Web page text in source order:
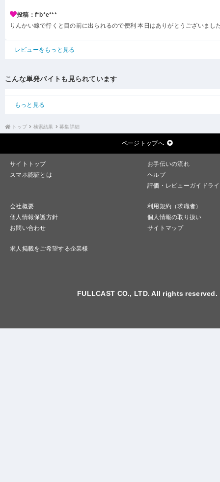
投稿：f*b*e***
りんかい線で行くと目の前に出られるので便利 本日はありがとうございまし
レビューをもっと見る
こんな単発バイトも見られています
もっと見る
トップ 検索結果 募集詳細
ページトップへ
サイトトップ
お手伝いの流れ
スマホ認証とは
ヘルプ
評価・レビューガイドラ
会社概要
利用規約（求職者）
個人情報保護方針
個人情報の取り扱い
お問い合わせ
サイトマップ
求人掲載をご希望する企業様
FULLCAST CO., LTD. All rights reserved.